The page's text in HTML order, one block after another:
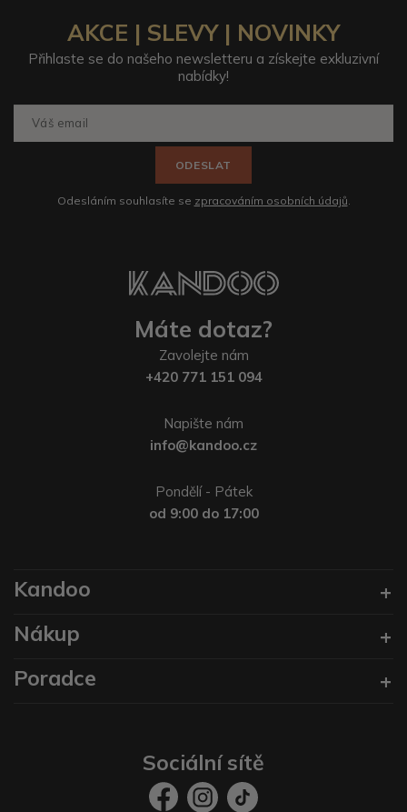
AKCE | SLEVY | NOVINKY
Přihlaste se do našeho newsletteru a získejte exkluzivní
nabídky!
ODESLAT
Odesláním souhlasíte se zpracováním osobních údajů
Máte dotaz?
Zavolejte nám
+420 771 151 094
Napište nám
info@kandoo.cz
Pondělí - Pátek
od 9:00 do 17:00
Kandoo
Nákup
Poradce
Sociální sítě